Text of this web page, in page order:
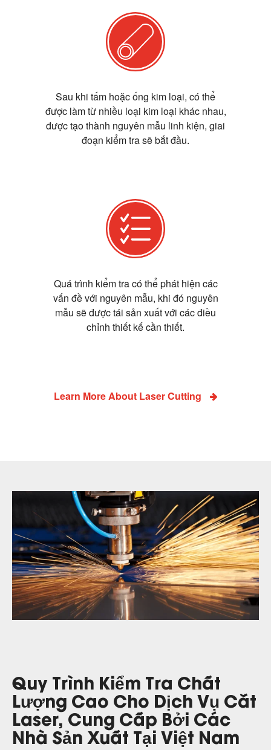
Sau khi tấm hoặc ống kim loại, có thể
được làm từ nhiều loại kim loại khác nhau,
được tạo thành nguyên mẫu linh kiện, giai
đoạn kiểm tra sẽ bắt đầu.
Quá trình kiểm tra có thể phát hiện các
vấn đề với nguyên mẫu, khi đó nguyên
mẫu sẽ được tái sản xuất với các điều
chỉnh thiết kế cần thiết.
Learn More About Laser Cutting
Quy Trình Kiểm Tra Chất
Lượng Cao Cho Dịch Vụ Cắt
Laser, Cung Cấp Bởi Các
Nhà Sản Xuất Tại Việt Nam